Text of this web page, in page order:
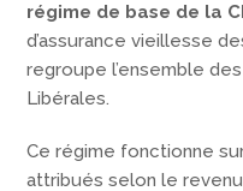
régime de base de la
d’assurance vieillesse
regroupe l’ensemble
Libérales.
Ce régime fonctionne
attribués selon le